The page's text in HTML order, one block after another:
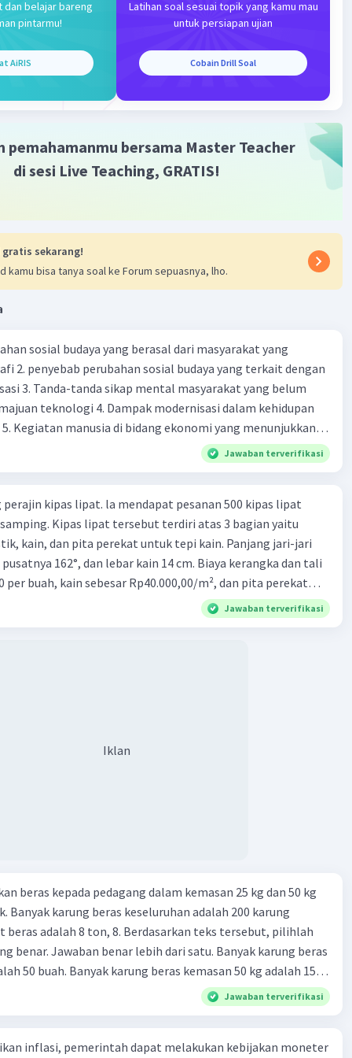
16√2 cm
√2 = 1,4142, maka:
16 x 1,4142 cm
· 0.0(0) Balas
dan belajar bareng
pintarmu!
AiRIS
Latihan soal sesuai topik yang kamu mau
untuk persiapan ujian
Cobain Drill Soal
pemahamanmu bersama Master Teacher
di sesi Live Teaching, GRATIS!
gratis sekarang!
kamu bisa tanya soal ke Forum sepuasnya, lho.
sosial budaya yang berasal dari masyarakat yang
2. penyebab perubahan sosial budaya yang terkait dengan
3. Tanda-tanda sikap mental masyarakat yang belum
teknologi 4. Dampak modernisasi dalam kehidupan
Kegiatan manusia di bidang ekonomi yang menunjukkan
modernisasi 6. Contoh pengaruh modernisasi di bidang ilmu
pendidikan terhadap pola pikir masyarakat 7. Konsep
kesalahan tersebut menganggap jika menjadi modern
8. arti dari globalisasi 9. Bentuk kearifan lokal di wilayah
dalam pengelolaan SDA dan dukungan dalam bentuk
menjaga tradisi kearifan lokal di Nusantara 11. Ciri uang
melakukan kegiatan barter 13. Arti dari durability yang
benda bisa dikatakan sebagai uang 14. maksud token
Jawaban terverifikasi
perajin kipas lipat. la mendapat pesanan 500 kipas lipat
Kipas lipat tersebut terdiri atas 3 bagian yaitu
kain, dan pita perekat untuk tepi kain. Panjang jari-jari
162°, dan lebar kain 14 cm. Biaya kerangka dan tali
per buah, kain sebesar Rp40.000,00/m², dan pita perekat
tersebut dijual dengan harga Rp6.500,00 per buah. Tentukan
diperoleh Bu Ambar.
Jawaban terverifikasi
Iklan
beras kepada pedagang dalam kemasan 25 kg dan 50 kg
Banyak karung beras keseluruhan adalah 200 karung
adalah 8 ton, 8. Berdasarkan teks tersebut, pilihlah
benar. Jawaban benar lebih dari satu. Banyak karung beras
50 buah. Banyak karung beras kemasan 50 kg adalah 150
dalam kemasan 25 kg adalah 2 ton. Perbandingan berat
kg dan 50 kg dalam truk adalah 1: 3. 9. Berdasarkan teks
biaya angkut semua beras yang harus dibayar oleh Bu
Jawaban terverifikasi
inflasi, pemerintah dapat melakukan kebijakan moneter